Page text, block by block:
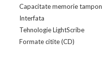
Capacitate memorie tampon
Interfata
Tehnologie LightScribe
Formate citite (CD)